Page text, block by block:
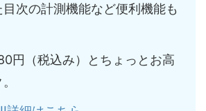
次の計測機能など便利機能も
円（税込み）とちょっとお高